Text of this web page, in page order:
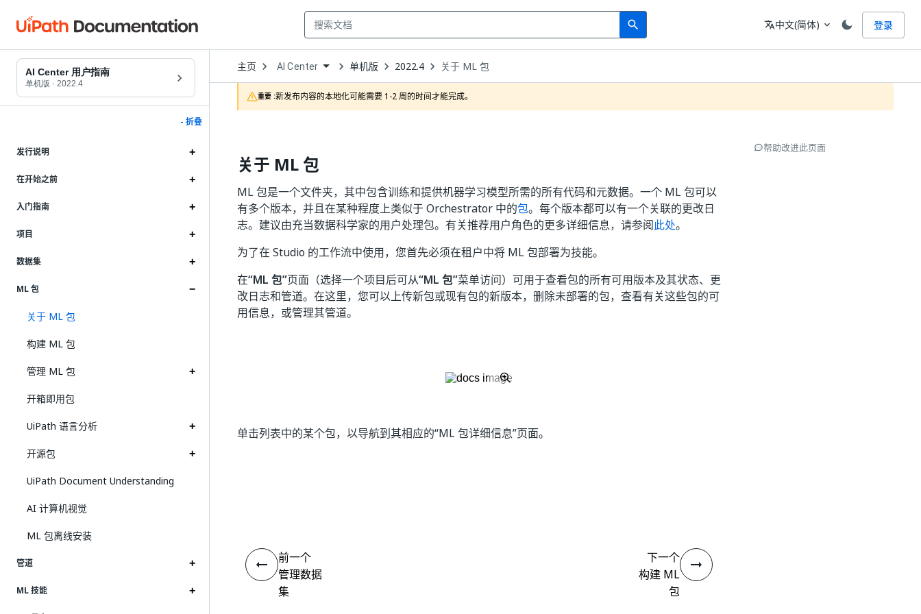
search
Search 语言
translate中文(简体) expand_more 登录
AI Center 用户指南
单机版 · 2022.4
- 折叠
发行说明
在开始之前
入门指南
项目
数据集
ML 包
关于 ML 包
构建 ML 包
管理 ML 包
开箱即用包
UiPath 语言分析
开源包
UiPath Document Understanding
AI 计算机视觉
ML 包离线安装
管道
ML 技能
主页 Open
Dropdown
to
choose
product
AI Center 单机版 2022.4 关于 ML 包
重要 :新发布内容的本地化可能需要 1-2 周的时间才能完成。
关于 ML 包
ML 包是一个文件夹，其中包含训练和提供机器学习模型所需的所有代码和元数据。一个 ML 包可以
有多个版本，并且在某种程度上类似于 Orchestrator 中的包。每个版本都可以有一个关联的更改日
志。建议由充当数据科学家的用户处理包。有关推荐用户角色的更多详细信息，请参阅此处。
为了在 Studio 的工作流中使用，您首先必须在租户中将 ML 包部署为技能。
在“ML 包”页面（选择一个项目后可从“ML 包”菜单访问）可用于查看包的所有可用版本及其状态、更
改日志和管道。在这里，您可以上传新包或现有包的新版本，删除未部署的包，查看有关这些包的可
用信息，或管理其管道。
单击列表中的某个包，以导航到其相应的“ML 包详细信息”页面。
帮助改进此页面
前一个
管理数据
集
下一个
构建 ML
包